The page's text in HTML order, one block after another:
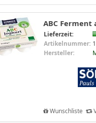
ABC Ferment
Lieferzeit:
Artikelnummer:
Hersteller:
Wunschliste